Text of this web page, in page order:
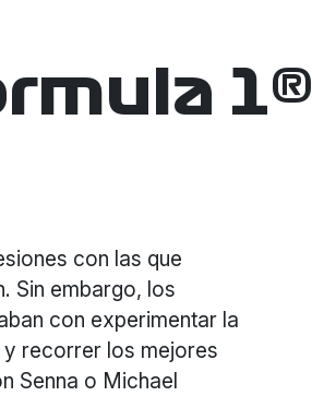
1®
con las que
Sin embargo, los
con experimentar la
recorrer los mejores
Senna o Michael